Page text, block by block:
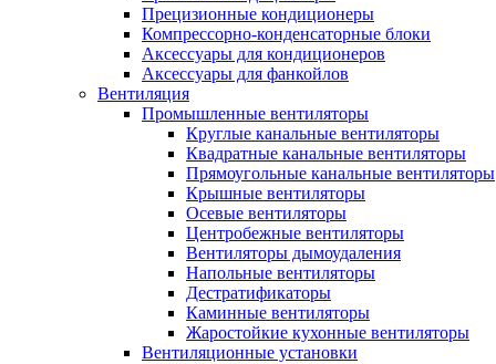
Прецизионные кондиционеры
Компрессорно-конденсаторные блоки
Аксессуары для кондиционеров
Аксессуары для фанкойлов
Вентиляция
Промышленные вентиляторы
Круглые канальные вентиляторы
Квадратные канальные вентиляторы
Прямоугольные канальные вентиляторы
Крышные вентиляторы
Осевые вентиляторы
Центробежные вентиляторы
Вентиляторы дымоудаления
Напольные вентиляторы
Дестратификаторы
Каминные вентиляторы
Жаростойкие кухонные вентиляторы
Вентиляционные установки